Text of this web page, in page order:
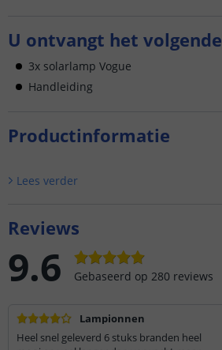
U ontvangt het volgende
3x solarlamp Vogue
Handleiding
Productinformatie
Lees verder
Reviews
9.6 Gebaseerd op 280 reviews
Lampionnen
Heel snel geleverd 6 stuks branden heel